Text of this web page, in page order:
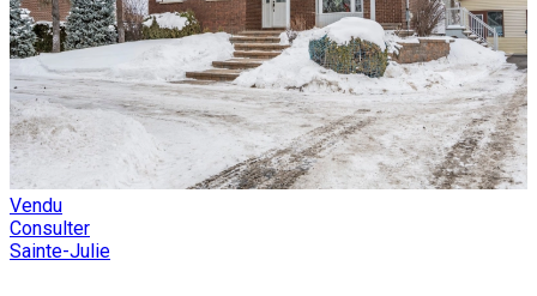
Vendu
Consulter
Sainte-Julie